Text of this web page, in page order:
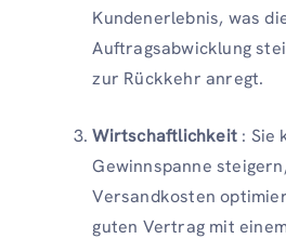
Kundenerlebnis, was
Auftragsabwicklung
zur Rückkehr anregt.
Wirtschaftlichkeit : Sie
Gewinnspanne
Versandkosten
guten Vertrag mit